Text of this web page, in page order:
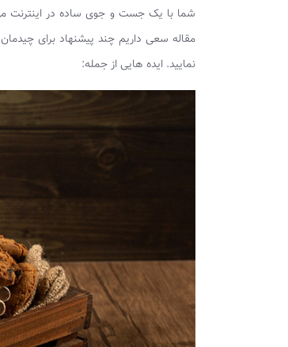
شما با یک جست و جوی ساده در اینترنت می
مقاله سعی داریم چند پیشنهاد برای
نمایید. ایده هایی از جمله: